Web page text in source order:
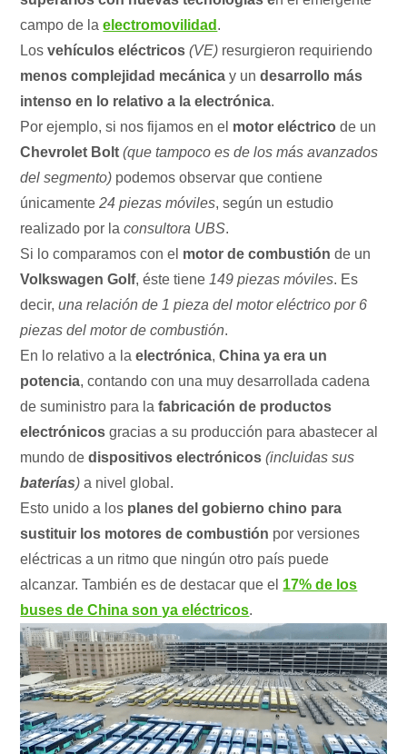
campo de laelectromovilidad .
Los vehículos eléctricos (VE) resurgieron requiriendo
menos complejidad mecánica y undesarrollo más
intenso en lo relativo a la electrónica.
Por ejemplo, si nos fijamos en el motor eléctrico de un
Chevrolet Bolt (que tampoco es de los más avanzados
del segmento) podemos observar que contiene
únicamente24 piezas móviles, según un estudio
realizado por laconsultora UBS.
Si lo comparamos con el motor de combustión de un
Volkswagen Golf, éste tiene149 piezas móviles. Es
decir,una relación de 1 pieza del motor eléctrico por 6
piezas del motor de combustión.
En lo relativo a laelectrónica,China ya era un
potencia, contando con una muy desarrollada cadena
de suministro para lafabricación de productos
electrónicos gracias a su producción para abastecer al
mundo dedispositivos electrónicos (incluidas sus
baterías) a nivel global.
Esto unido a los planes del gobierno chino para
sustituir los motores de combustión por versiones
eléctricas a un ritmo que ningún otro país puede
alcanzar. También es de destacar que el 17% de los
buses de China son ya eléctricos.